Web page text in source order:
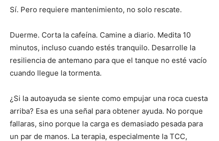
Sí. Pero requiere mantenimiento, no solo rescate.
Duerme. Corta la cafeína. Camine a diario. Medita 10
minutos, incluso cuando estés tranquilo. Desarrolle la
resiliencia de antemano para que el tanque no esté vacío
cuando llegue la tormenta.
¿Si la autoayuda se siente como empujar una roca cuesta
arriba? Esa es una señal para obtener ayuda. No porque
fallaras, sino porque la carga es demasiado pesada para
un par de manos. La terapia, especialmente la TCC,